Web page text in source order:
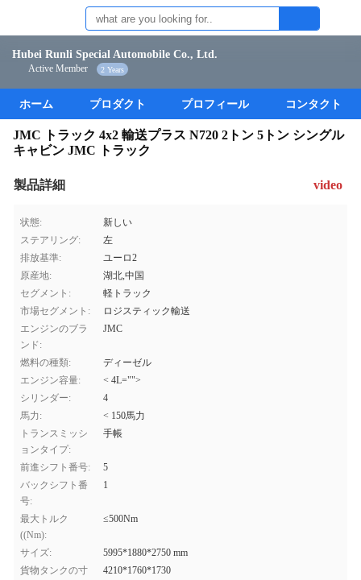
Hubei Runli Special Automobile Co., Ltd.
Active Member 2 Years
ホーム プロダクト プロフィール コンタクト
JMC トラック 4x2 輸送プラス N720 2トン 5トン シングル
キャビン JMC トラック
製品詳細 video
状態:
新しい
ステアリング:
左
排放基準:
ユーロ2
原産地:
湖北,中国
セグメント:
軽トラック
市場セグメント:
ロジスティック輸送
エンジンのブラ
ンド:
JMC
燃料の種類:
ディーゼル
エンジン容量:
< 4L="">
シリンダー:
4
馬力:
< 150馬力
トランスミッシ
ョンタイプ:
手帳
前進シフト番号:
5
バックシフト番
号:
1
最大トルク
((Nm):
≤500Nm
サイズ:
5995*1880*2750 mm
貨物タンクの寸
4210*1760*1730